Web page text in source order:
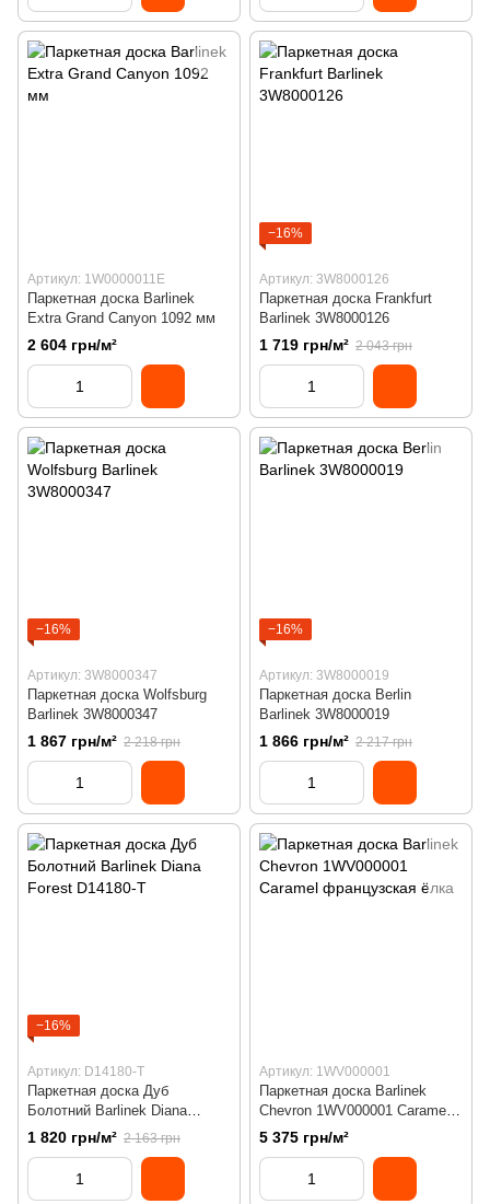
Артикул: 1W0000011E
Паркетная доска Barlinek
Extra Grand Canyon 1092 мм
2 604 грн/м²
−16%
Артикул: 3W8000126
Паркетная доска Frankfurt
Barlinek 3W8000126
1 719 грн/м² 2 043 грн
−16%
Артикул: 3W8000347
Паркетная доска Wolfsburg
Barlinek 3W8000347
1 867 грн/м² 2 218 грн
−16%
Артикул: 3W8000019
Паркетная доска Berlin
Barlinek 3W8000019
1 866 грн/м² 2 217 грн
−16%
Артикул: D14180-T
Паркетная доска Дуб
Болотний Barlinek Diana
Forest D14180-T
1 820 грн/м² 2 163 грн
Артикул: 1WV000001
Паркетная доска Barlinek
Chevron 1WV000001 Caramel
французская ёлка
5 375 грн/м²